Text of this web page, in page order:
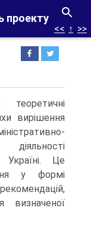
<< ↑ >>
теоретичні
вирішення
Це
у формі
визначеної